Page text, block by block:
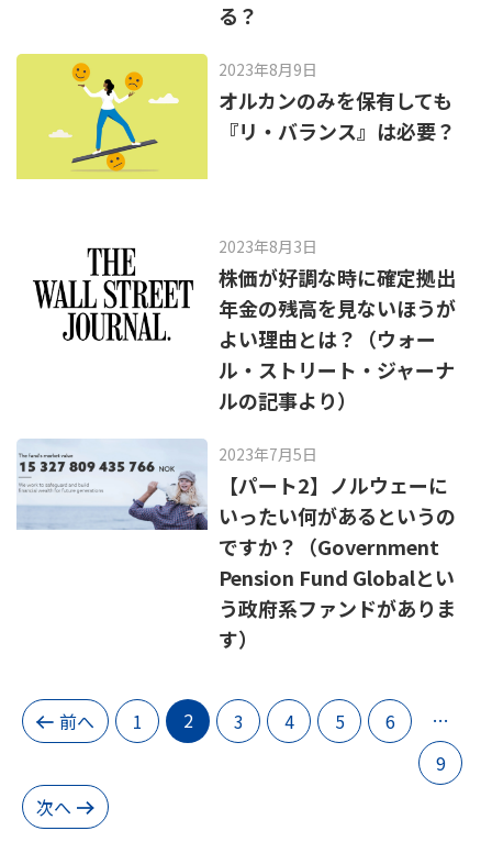
る？
2023年8月9日
オルカンのみを保有しても
『リ・バランス』は必要？
2023年8月3日
株価が好調な時に確定拠出
年金の残高を見ないほうが
よい理由とは？（ウォー
ル・ストリート・ジャーナ
ルの記事より）
2023年7月5日
【パート2】ノルウェーに
いったい何があるというの
ですか？（Government
Pension Fund Globalとい
う政府系ファンドがありま
す）
前へ 1 2 3 4 5 6
…
9
次へ